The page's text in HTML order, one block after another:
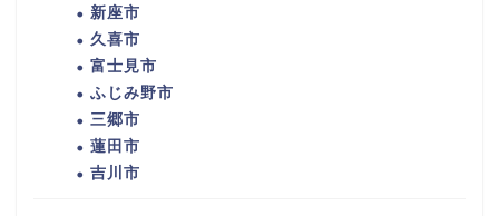
新座市
久喜市
富士見市
ふじみ野市
三郷市
蓮田市
吉川市